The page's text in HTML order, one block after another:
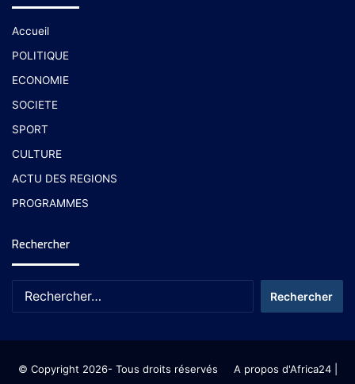
Accueil
POLITIQUE
ECONOMIE
SOCIETE
SPORT
CULTURE
ACTU DES REGIONS
PROGRAMMES
Rechercher
© Copyright 2026- Tous droits réservés A propos d'Africa24|